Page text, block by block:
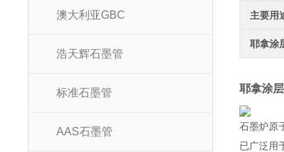
澳大利亚GBC
浩天辉石墨管
标准石墨管
AAS石墨管
主要用
耶拿涂
耶拿涂
石墨炉原
已广泛用